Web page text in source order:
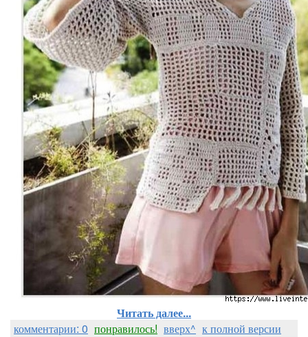
Читать далее...
комментарии: 0 понравилось! вверх^ к полной версии